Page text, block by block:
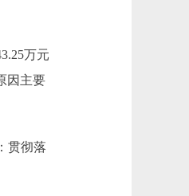
万元
因主要
贯彻落